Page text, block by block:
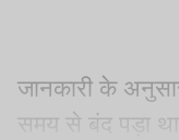
जानकारी के
समय से बंद पड़ा